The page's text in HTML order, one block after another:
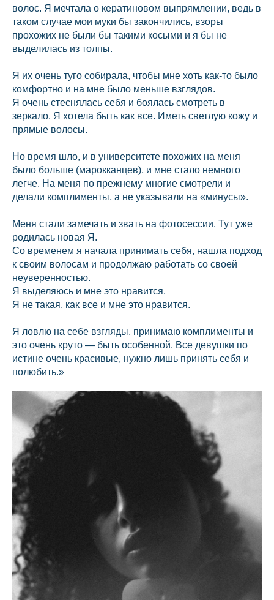
волос. Я мечтала о кератиновом выпрямлении, ведь в
таком случае мои муки бы закончились, взоры
прохожих не были бы такими косыми и я бы не
выделилась из толпы.
Я их очень туго собирала, чтобы мне хоть как-то было
комфортно и на мне было меньше взглядов.
Я очень стеснялась себя и боялась смотреть в
зеркало. Я хотела быть как все. Иметь светлую кожу и
прямые волосы.
Но время шло, и в университете похожих на меня
было больше (марокканцев), и мне стало немного
легче. На меня по прежнему многие смотрели и
делали комплименты, а не указывали на «минусы».
Меня стали замечать и звать на фотосессии. Тут уже
родилась новая Я.
Со временем я начала принимать себя, нашла подход
к своим волосам и продолжаю работать со своей
неуверенностью.
Я выделяюсь и мне это нравится.
Я не такая, как все и мне это нравится.
Я ловлю на себе взгляды, принимаю комплименты и
это очень круто — быть особенной. Все девушки по
истине очень красивые, нужно лишь принять себя и
полюбить.»